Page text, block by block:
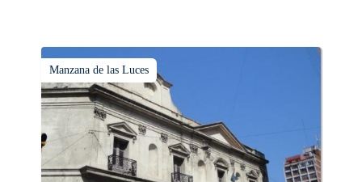
Manzana de las Luces